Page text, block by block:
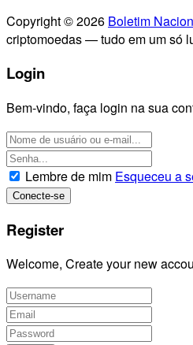
Copyright © 2026 Boletim
criptomoedas — tudo em um só
Login
Bem-vindo, faça login na sua
Lembre de mim Esqueceu a
Register
Welcome, Create your new